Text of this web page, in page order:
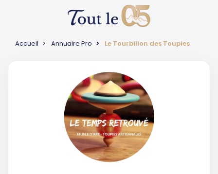
Accueil Annuaire Pro Le Tourbillon des Toupies